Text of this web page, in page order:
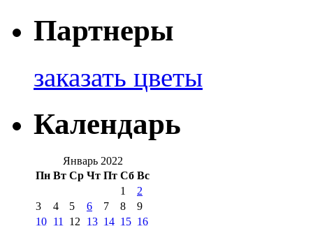
Партнеры
заказать цветы
Календарь
Январь 2022
Пн Вт Ср Чт Пт Сб Вс
1
2
3
4 5 6 7 8
9
10 11 12 13 14 15 16